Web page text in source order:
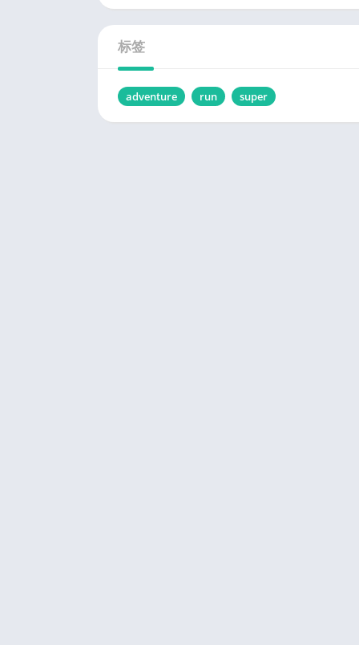
标签
adventure run super